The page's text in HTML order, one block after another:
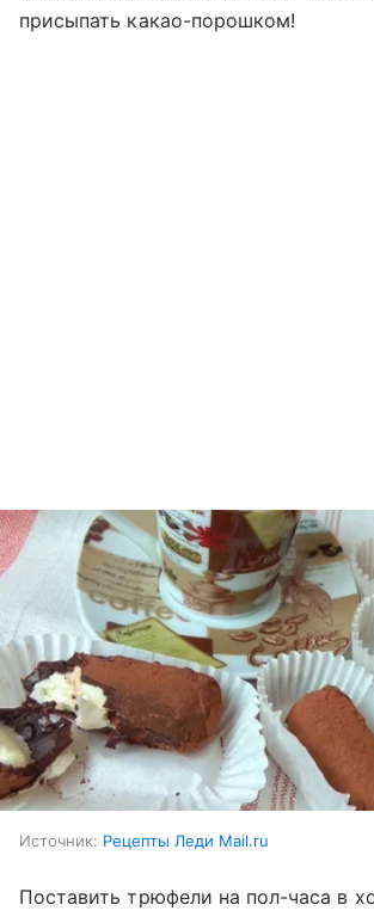
присыпать какао-порошком!
Источник: Рецепты Леди Mail.ru
Поставить трюфели на пол-часа в